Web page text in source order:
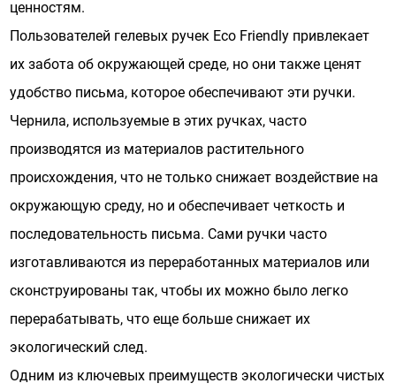
ценностям.
Пользователей гелевых ручек Eco Friendly привлекает
их забота об окружающей среде, но они также ценят
удобство письма, которое обеспечивают эти ручки.
Чернила, используемые в этих ручках, часто
производятся из материалов растительного
происхождения, что не только снижает воздействие на
окружающую среду, но и обеспечивает четкость и
последовательность письма. Сами ручки часто
изготавливаются из переработанных материалов или
сконструированы так, чтобы их можно было легко
перерабатывать, что еще больше снижает их
экологический след.
Одним из ключевых преимуществ экологически чистых